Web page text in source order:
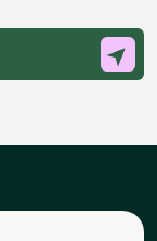
だけます。
ジットが含
書1件と定